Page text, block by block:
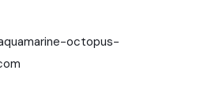
octopus-